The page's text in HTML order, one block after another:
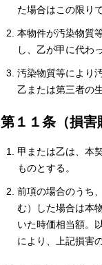
た場合はこの限り
本物件が汚染物質
し、乙が甲に代わ
汚染物質等により
乙または第三者の
第１１条（損害
甲または乙は、本
ものとする。
前項の場合のうち
む）した場合は本
いた時価相当額。
により、上記損害